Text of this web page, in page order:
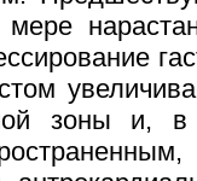
мере
зоны и,